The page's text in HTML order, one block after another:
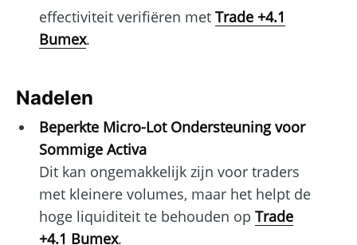
effectiviteit verifiëren met Trade +4.1
Bumex.
Nadelen
Beperkte Micro-Lot Ondersteuning voor
Sommige Activa
Dit kan ongemakkelijk zijn voor traders
met kleinere volumes, maar het helpt de
hoge liquiditeit te behouden op Trade
+4.1 Bumex.